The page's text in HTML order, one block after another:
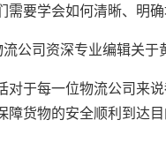
要学会如何清晰、明
对于每一位物流公司来
障货物的安全顺利到达